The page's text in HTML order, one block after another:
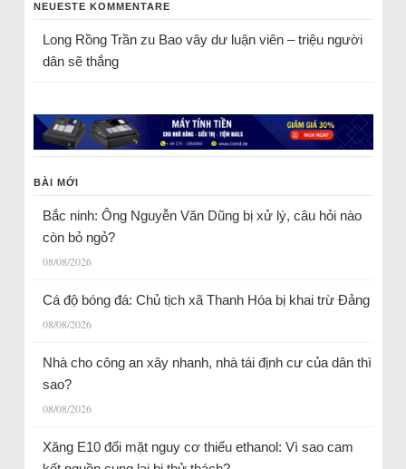
NEUESTE KOMMENTARE
Long Rồng Trầnzu Bao vây dư luận viên – triệu người
dân sẽ thắng
BÀI MỚI
Bắc ninh: Ông Nguyễn Văn Dũng bị xử lý, câu hỏi nào
còn bỏ ngỏ?
08/08/2026
Cá độ bóng đá: Chủ tịch xã Thanh Hóa bị khai trừ Đảng
08/08/2026
Nhà cho công an xây nhanh, nhà tái định cư của dân thì
sao?
08/08/2026
Xăng E10 đối mặt nguy cơ thiếu ethanol: Vì sao cam